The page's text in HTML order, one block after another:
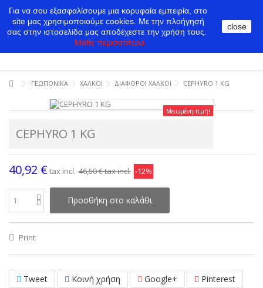
ΓΕΩΠΟΝΙΚΑ ΧΑΛΚΟΙ ΔΙΑΦΟΡΟΙ ΧΑΛΚΟΙ CEPHYRO 1 KG
Μειωμένη τιμή!
CEPHYRO 1 KG
40,92 €tax incl. 46,50 €tax incl. -12%
Προσθήκη στο καλάθι
Print
Tweet Κοινή χρήση Google+ Pinterest
Για να σου εξασφαλίσουμε μια κορυφαία εμπειρία, στο
site μας χρησιμοποιούμε cookies. Με την πλοήγησή
σας στην ιστοσελίδα μας αποδέχεστε την χρήση τους.
Μάθε περισσότερα
close